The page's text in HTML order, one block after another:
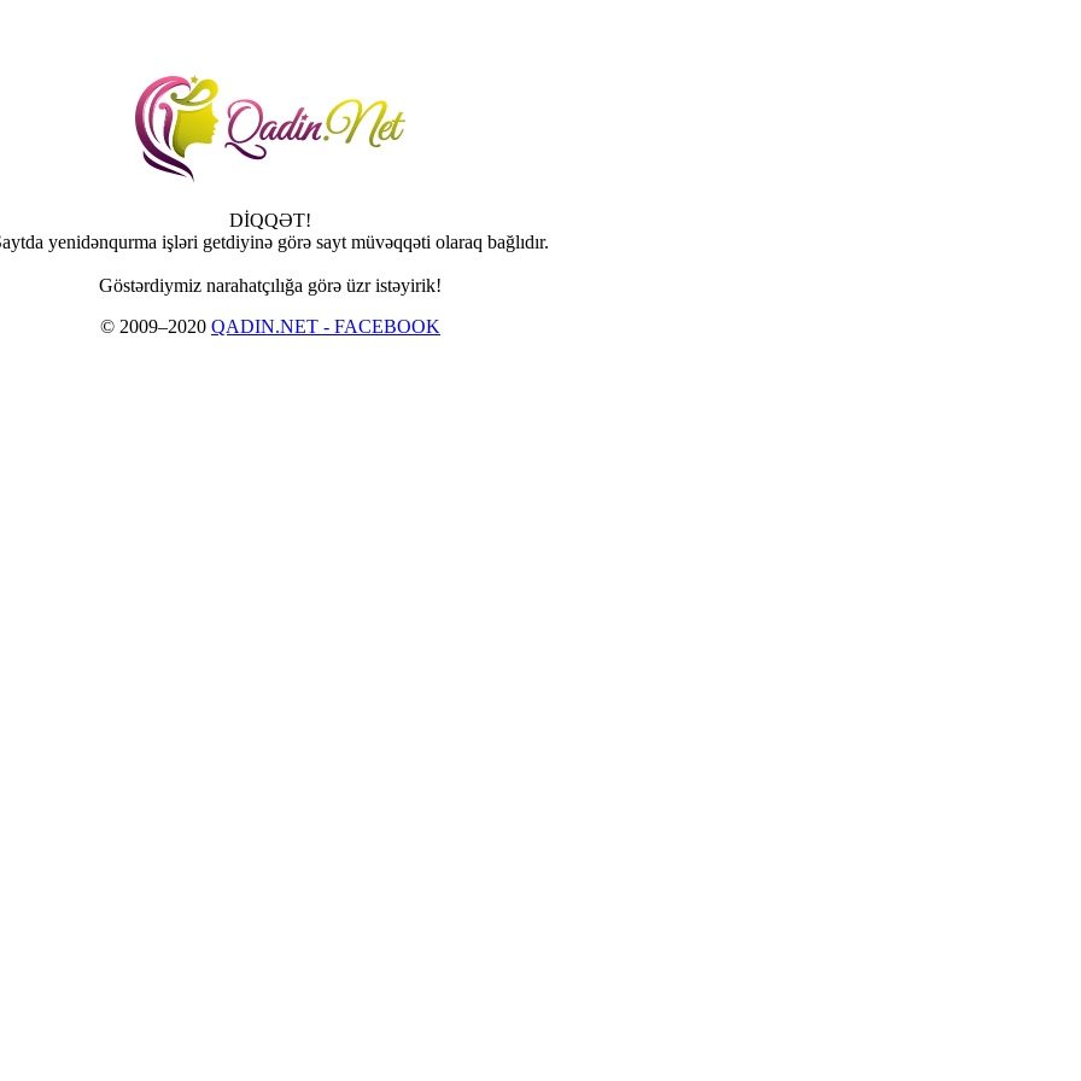
DİQQƏT!
yenidənqurma işləri getdiyinə görə sayt müvəqqəti olaraq bağlıdır.
Göstərdiymiz narahatçılığa görə üzr istəyirik!
© 2009–2020 QADIN.NET - FACEBOOK